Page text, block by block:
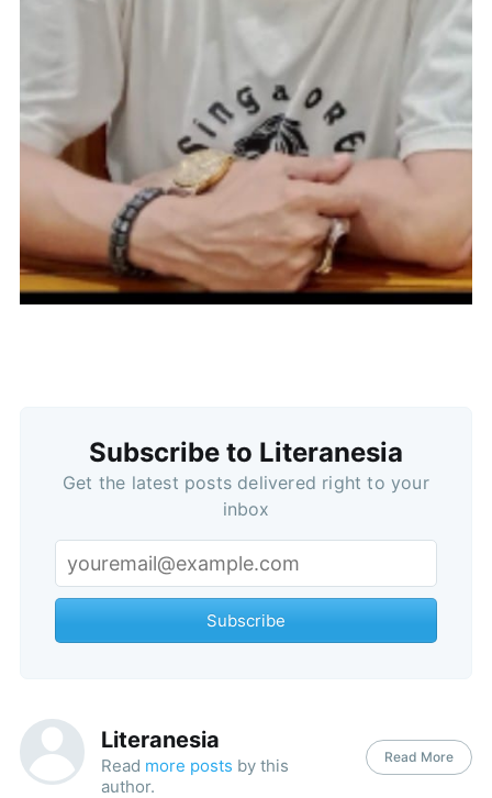
Subscribe to Literanesia
Get the latest posts delivered right to your
inbox
Subscribe
Literanesia
Read more posts by this
author.
Read More
Subscribe